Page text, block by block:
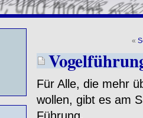
«
Für Alle, die mehr
wollen, gibt es am